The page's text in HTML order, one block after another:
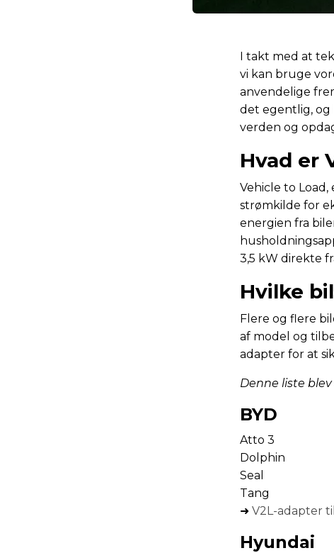
I takt med at
vi kan bruge
anvendelige
det egentlig, og
verden og
Hvad er
Vehicle to
strømkilde for
energien fra
3,5 kW direkte
Hvilke
Flere og flere
af model og
adapter for at
Denne liste
BYD
Atto 3
Dolphin
Seal
Tang
➜ V2L-adapter
Hyundai